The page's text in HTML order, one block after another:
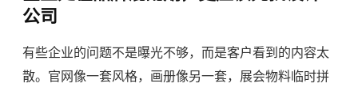
公司
有些企业的问题不是曝光不够，而是客户看到的内容太
散。官网像一套风格，画册像另一套，展会物料临时拼